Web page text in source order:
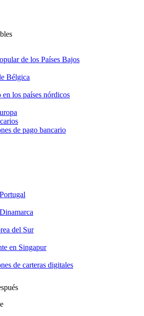
de los Países Bajos
Bélgica
los países nórdicos
de pago bancario
del Sur
en Singapur
de carteras digitales